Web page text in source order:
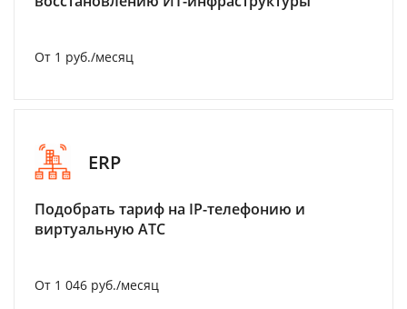
От 1 руб./месяц
ERP
Подобрать тариф на IP-телефонию и
виртуальную АТС
От 1 046 руб./месяц